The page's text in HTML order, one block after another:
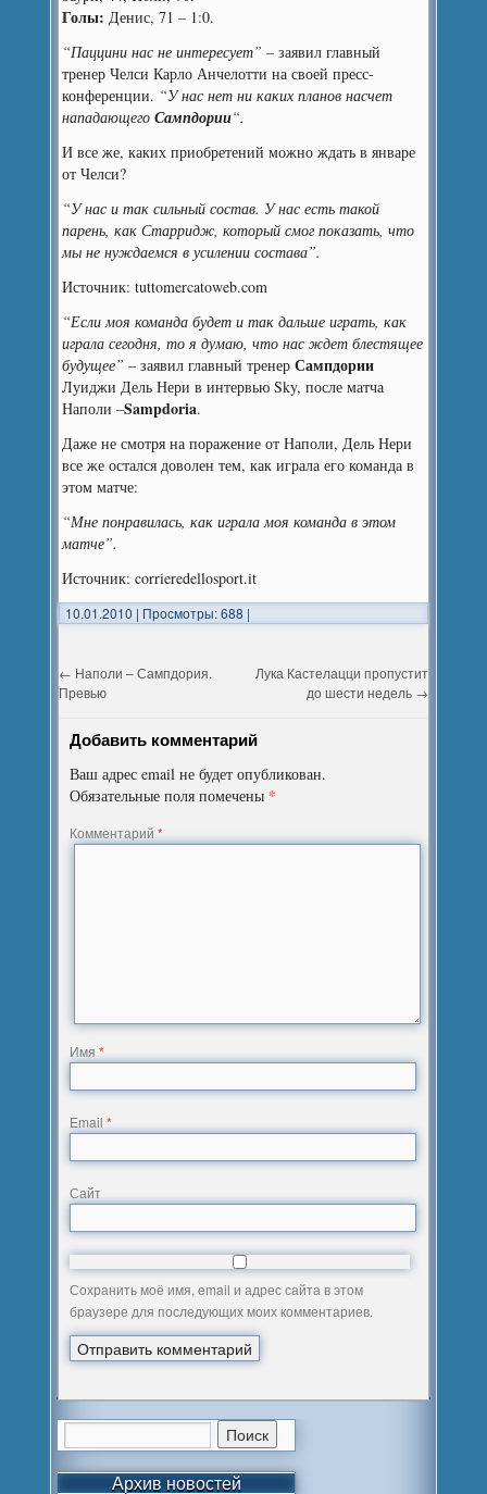
Голы:Денис, 71 – 1:0.
“Паццини нас не интересует” – заявил главный
тренер Челси Карло Анчелотти на своей пресс-
конференции. “У нас нет ни каких планов насчет
нападающегоСампдории“.
И все же, каких приобретений можно ждать в январе
от Челси?
“У нас и так сильный состав. У нас есть такой
парень, как Старридж, который смог показать, что
мы не нуждаемся в усилении состава”.
Источник: tuttomercatoweb.com
“Если моя команда будет и так дальше играть, как
играла сегодня, то я думаю, что нас ждет блестящее
будущее”– заявил главный тренерСампдории
Луиджи Дель Нери в интервью Sky, после матча
Наполи –Sampdoria.
Даже не смотря на поражение от Наполи, Дель Нери
все же остался доволен тем, как играла его команда в
этом матче:
“Мне понравилась, как играла моя команда в этом
матче”.
Источник: corrieredellosport.it
10.01.2010 | Просмотры: 688 |
← Наполи – Сампдория.
Превью
Лука Кастелацци пропустит
до шести недель →
Добавить комментарий
Ваш адрес email не будет опубликован.
Обязательные поля помечены *
Комментарий*
Имя*
Email*
Сайт
Сохранить моё имя, email и адрес сайта в этом
браузере для последующих моих комментариев.
Архив новостей